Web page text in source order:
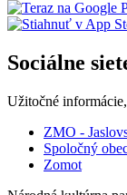
Sociálne
Užitočné
ZMO -
Spoločný
Zomot